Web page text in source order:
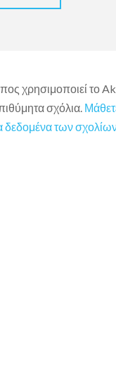
χρησιμοποιεί το
σχόλια.
δεδομένα των